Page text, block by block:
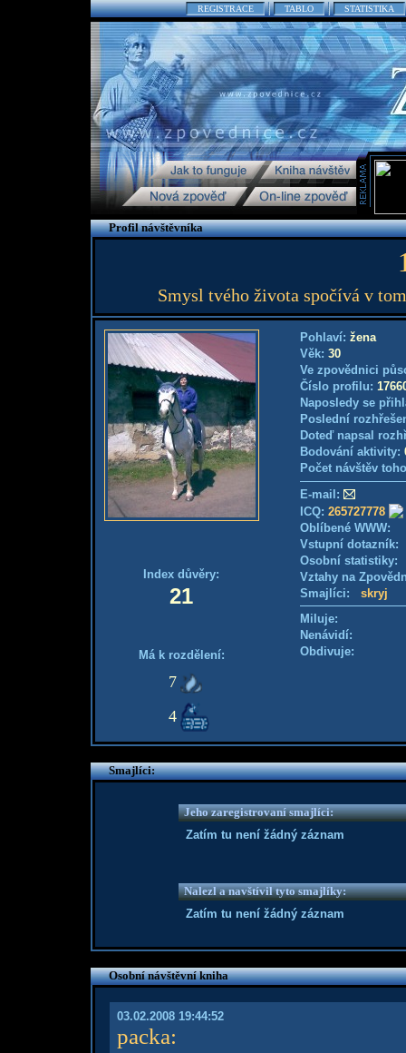
REGISTRACE TABLO STATISTIKA
Profil návštěvníka
Smysl tvého života spočívá v
Index důvěry:
21
Má k rozdělení:
7
4
Pohlaví: žena
Věk: 30
Ve zpovědnici
Číslo profilu:
Naposledy se
Poslední
Doteď napsal
Bodování aktivity:
Počet návštěv
E-mail:
ICQ: 265727778
Oblíbené WWW:
Vstupní
Osobní
Vztahy na
Smajlíci: skryj
Miluje:
Nenávidí:
Obdivuje:
Smajlíci:
Jeho zaregistrovaní smajlíci:
Zatím tu není žádný záznam
Nalezl a navštívil tyto smajlíky:
Zatím tu není žádný záznam
Osobní návštěvní kniha
03.02.2008 19:44:52
packa: